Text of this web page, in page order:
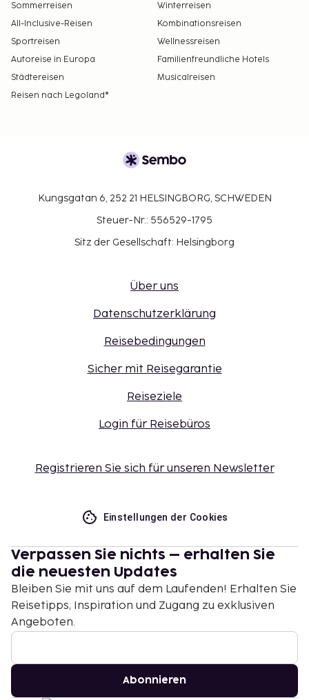
Sommerreisen
Winterreisen
All-Inclusive-Reisen
Kombinationsreisen
Sportreisen
Wellnessreisen
Autoreise in Europa
Familienfreundliche Hotels
Städtereisen
Musicalreisen
Reisen nach Legoland®
Kungsgatan 6, 252 21 HELSINGBORG, SCHWEDEN
Steuer-Nr.: 556529-1795
Sitz der Gesellschaft: Helsingborg
Über uns
Datenschutzerklärung
Reisebedingungen
Sicher mit Reisegarantie
Reiseziele
Login für Reisebüros
Registrieren Sie sich für unseren Newsletter
Einstellungen der Cookies
Verpassen Sie nichts – erhalten Sie
die neuesten Updates
Bleiben Sie mit uns auf dem Laufenden! Erhalten Sie
Reisetipps, Inspiration und Zugang zu exklusiven
Angeboten.
Abonnieren